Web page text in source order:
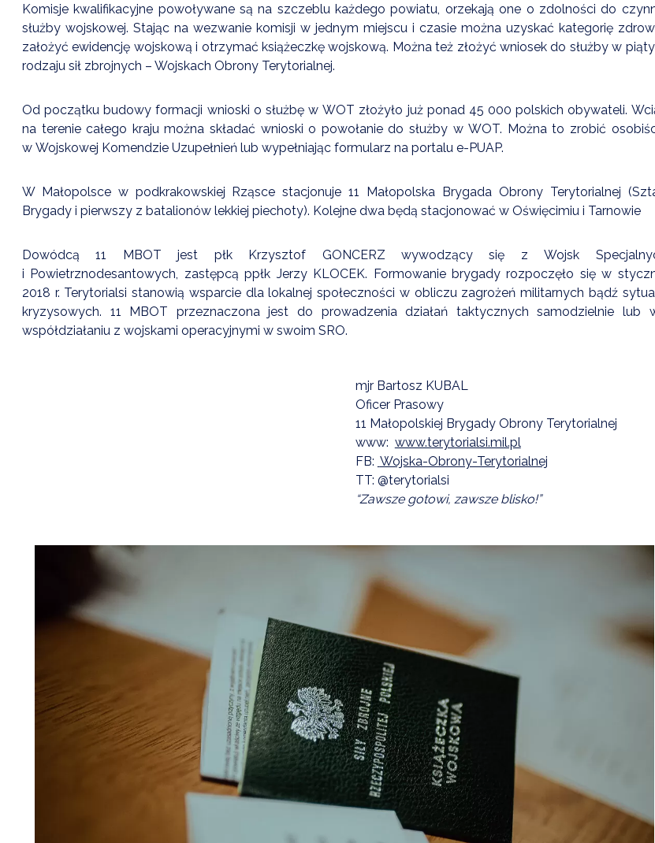
Komisje kwalifikacyjne powoływane są na szczeblu każdego powiatu, orzekają one o zdolności do
służby wojskowej. Stając na wezwanie komisji w jednym miejscu i czasie można uzyskać kategorię
założyć ewidencję wojskową i otrzymać książeczkę wojskową. Można też złożyć wniosek do służby w
rodzaju sił zbrojnych – Wojskach Obrony Terytorialnej.
Od początku budowy formacji wnioski o służbę w WOT złożyło już ponad 45 000 polskich obywateli.
na terenie całego kraju można składać wnioski o powołanie do służby w WOT. Można to zrobić
w Wojskowej Komendzie Uzupełnień lub wypełniając formularz na portalu e-PUAP.
W Małopolsce w podkrakowskiej Rząsce stacjonuje 11 Małopolska Brygada Obrony Terytorialnej
Brygady i pierwszy z batalionów lekkiej piechoty). Kolejne dwa będą stacjonować w Oświęcimiu i Tarnowie
Dowódcą 11 MBOT jest płk Krzysztof GONCERZ wywodzący się z Wojsk
i Powietrznodesantowych, zastępcą ppłk Jerzy KLOCEK. Formowanie brygady rozpoczęło się w
2018 r. Terytorialsi stanowią wsparcie dla lokalnej społeczności w obliczu zagrożeń militarnych bądź
kryzysowych. 11 MBOT przeznaczona jest do prowadzenia działań taktycznych samodzielnie lub
współdziałaniu z wojskami operacyjnymi w swoim SRO.
mjr Bartosz KUBAL
Oficer Prasowy
11 Małopolskiej Brygady Obrony Terytorialnej
www: www.terytorialsi.mil.pl
FB: Wojska-Obrony-Terytorialnej
TT: @terytorialsi
“Zawsze gotowi, zawsze blisko!”